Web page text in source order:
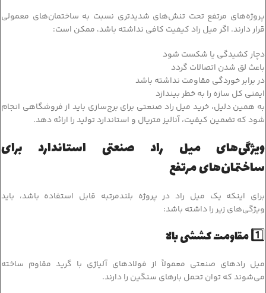
پروژه‌های مرتفع تحت تنش‌های شدیدتری نسبت به ساختمان‌های معمولی
قرار دارند. اگر میل راد کیفیت کافی نداشته باشد، ممکن است:
دچار کشیدگی یا شکست شود
باعث لق شدن اتصالات گردد
در برابر خوردگی مقاومت نداشته باشد
ایمنی کل سازه را به خطر بیندازد
به همین دلیل، خرید میل راد صنعتی برای برج‌سازی باید از فروشگاهی انجام
شود که تضمین کیفیت، آنالیز متریال و استاندارد تولید را ارائه دهد.
ویژگی‌های میل راد صنعتی استاندارد برای
ساختمان‌های مرتفع
برای اینکه یک میل راد در پروژه بلندمرتبه قابل استفاده باشد، باید
ویژگی‌های زیر را داشته باشد:
1️⃣ مقاومت کششی بالا
میل رادهای صنعتی معمولاً از فولادهای آلیاژی با گرید مقاوم ساخته
می‌شوند که توان تحمل بارهای سنگین را دارند.